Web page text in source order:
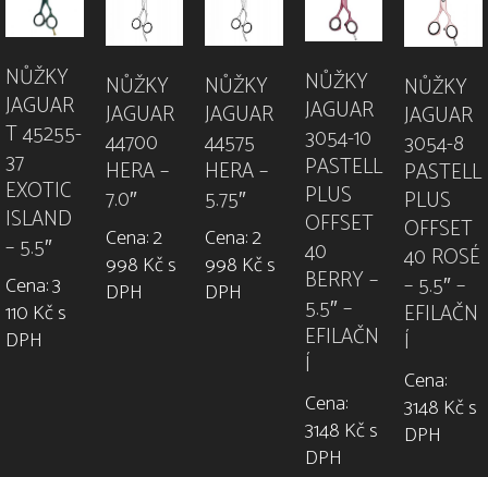
NŮŽKY
JAGUAR
T 45255-
37
EXOTIC
ISLAND
– 5.5″
Cena: 3
110 Kč s
DPH
NŮŽKY
JAGUAR
44700
HERA –
7.0″
Cena: 2
998 Kč s
DPH
NŮŽKY
JAGUAR
44575
HERA –
5.75″
Cena: 2
998 Kč s
DPH
NŮŽKY
JAGUAR
3054-10
PASTELL
PLUS
OFFSET
40
BERRY –
5.5″ –
EFILAČN
Í
Cena:
3148 Kč s
DPH
NŮŽKY
JAGUAR
3054-8
PASTELL
PLUS
OFFSET
40 ROSÉ
– 5.5″ –
EFILAČN
Í
Cena:
3148 Kč s
DPH